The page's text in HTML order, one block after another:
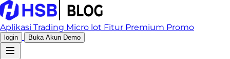
Aplikasi Trading Micro lot Fitur Premium Promo
login Buka Akun Demo